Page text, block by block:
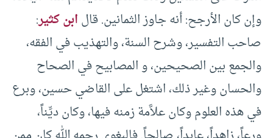
وإن كان الأرجح: أنه جاوز الثمانين. قالابن كثير:
صاحب التفسير، وشرح السنة، والتهذيب في الفقه،
والجمع بين الصحيحين، و المصابيح في الصحاح
والحسان وغير ذلك، اشتغل على القاضي حسين، وبرع
في هذه العلوم وكان علاَّمة زمنه فيها، وكان ديِّناً،